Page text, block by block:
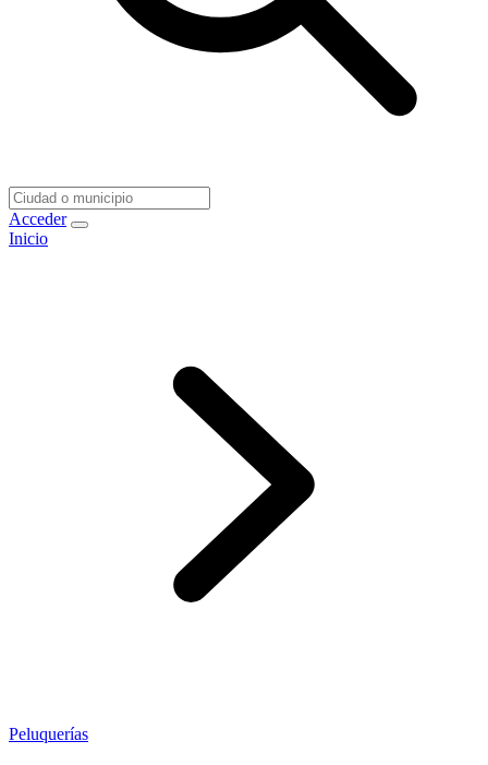
Acceder
Inicio
Peluquerías